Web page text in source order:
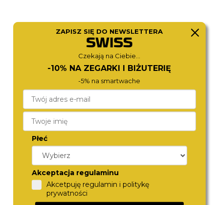
OWGMG-O73 11022-334
490,-
ZAPISZ SIĘ DO NEWSLETTERA
Czekają na Ciebie...
-10% NA ZEGARKI I BIŻUTERIĘ
-5% na smartwache
Płeć
Akceptacja regulaminu
Akcetpuję regulamin i politykę
prywatności